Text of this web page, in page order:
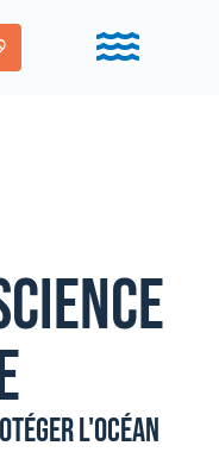
L'océan